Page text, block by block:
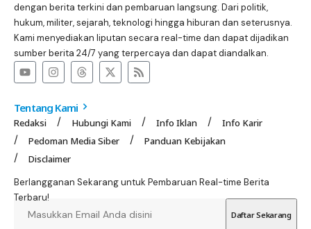
dengan berita terkini dan pembaruan langsung. Dari politik,
hukum, militer, sejarah, teknologi hingga hiburan dan seterusnya.
Kami menyediakan liputan secara real-time dan dapat dijadikan
sumber berita 24/7 yang terpercaya dan dapat diandalkan.
Tentang Kami
Redaksi Hubungi Kami Info Iklan
Info Karir
Pedoman Media Siber
Panduan Kebijakan
Disclaimer
Berlangganan Sekarang untuk Pembaruan Real-time Berita
Terbaru!